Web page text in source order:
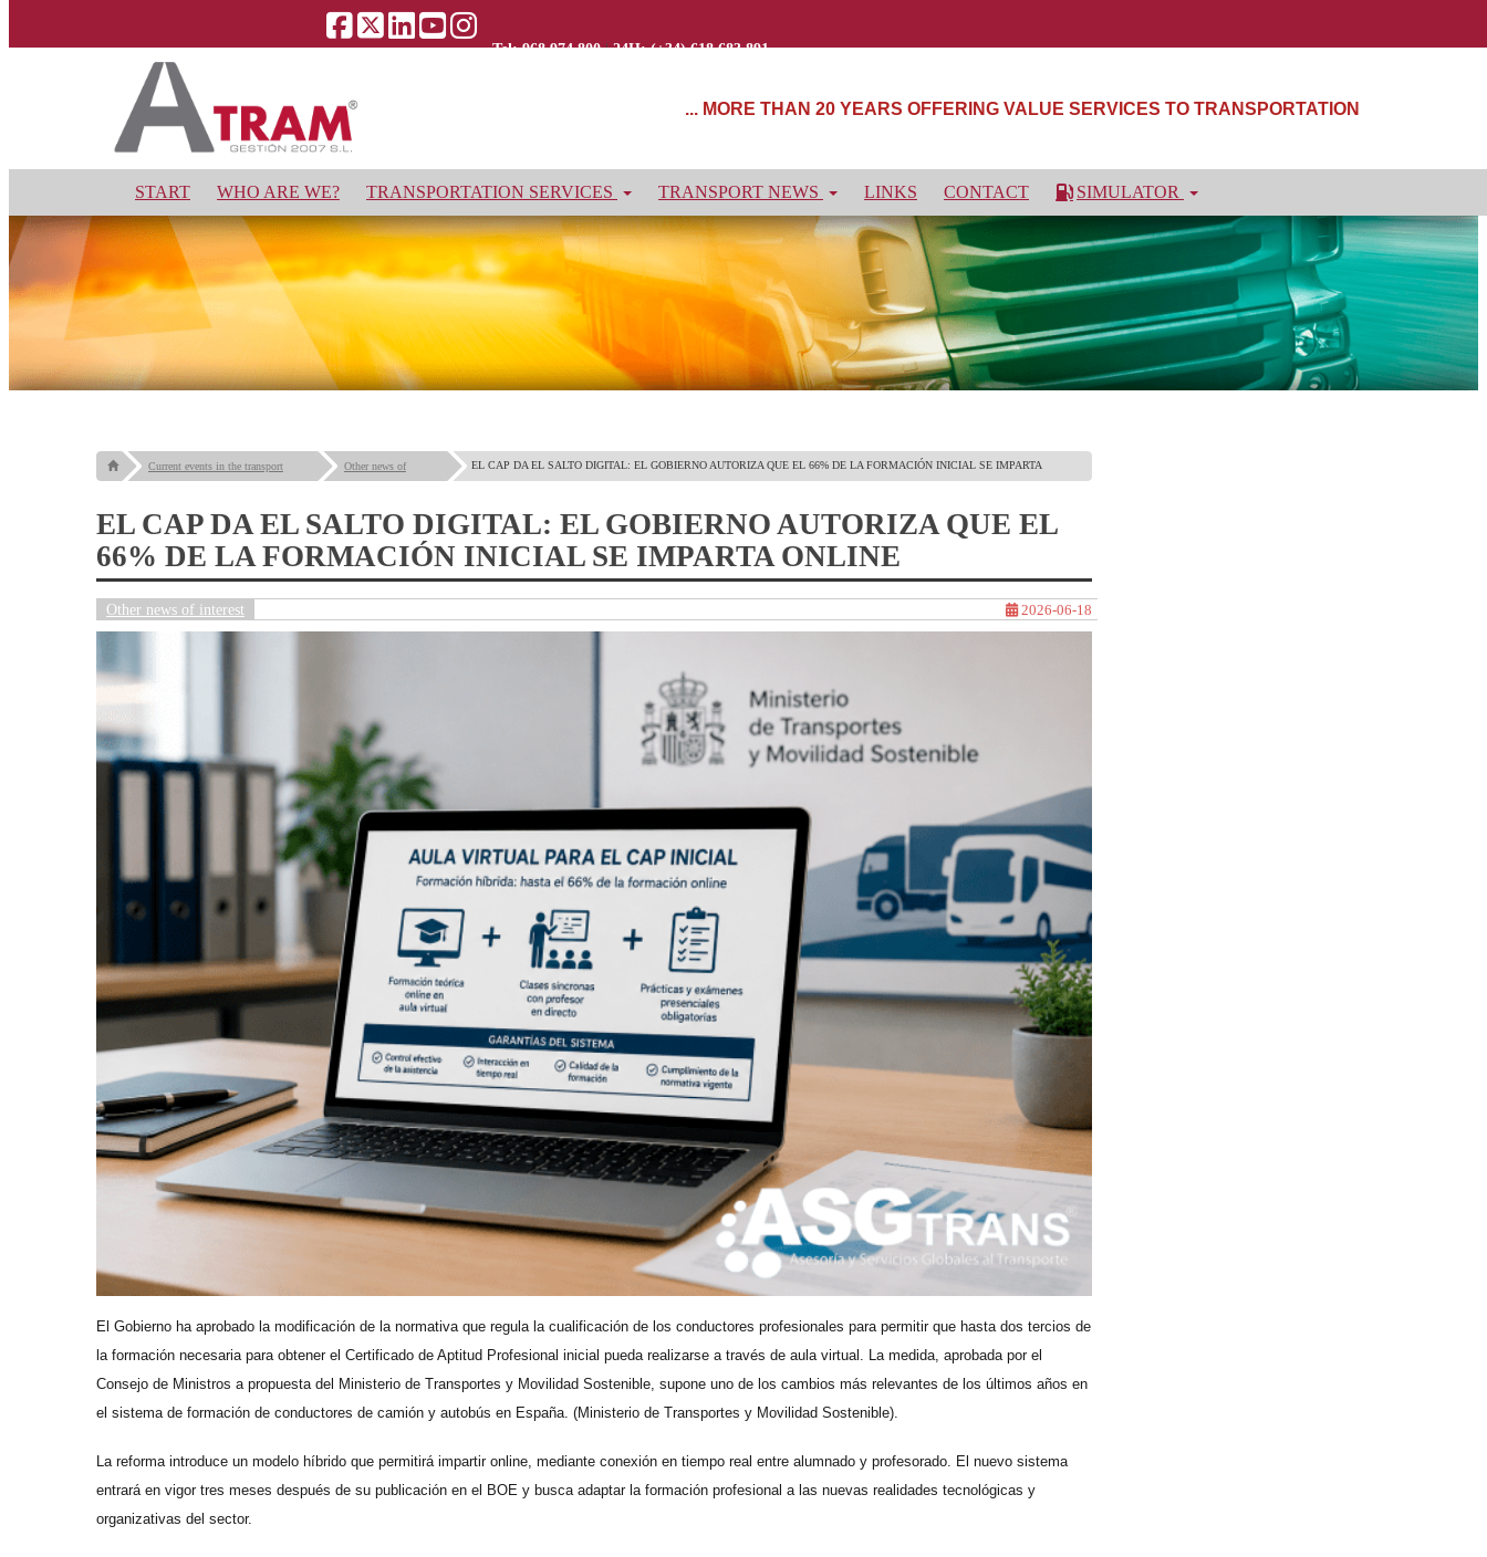
Tel: 968 974 800|24H: (+34) 618 683 891
... MORE THAN 20 YEARS OFFERING VALUE SERVICES TO TRANSPORTATION
START WHO ARE WE? TRANSPORTATION SERVICES TRANSPORT NEWS LINKS CONTACT SIMULATOR
Current events in the transport Other news of EL CAP DA EL SALTO DIGITAL: EL GOBIERNO AUTORIZA QUE EL 66% DE LA FORMACIÓN INICIAL SE IMPARTA
EL CAP DA EL SALTO DIGITAL: EL GOBIERNO AUTORIZA QUE EL
66% DE LA FORMACIÓN INICIAL SE IMPARTA ONLINE
Other news of interest 2026-06-18
El Gobierno ha aprobado la modificación de la normativa que regula la cualificación de los conductores profesionales para permitir que hasta dos tercios de
la formación necesaria para obtener el Certificado de Aptitud Profesional inicial pueda realizarse a través de aula virtual. La medida, aprobada por el
Consejo de Ministros a propuesta del Ministerio de Transportes y Movilidad Sostenible, supone uno de los cambios más relevantes de los últimos años en
el sistema de formación de conductores de camión y autobús en España. (Ministerio de Transportes y Movilidad Sostenible).
La reforma introduce un modelo híbrido que permitirá impartir online, mediante conexión en tiempo real entre alumnado y profesorado. El nuevo sistema
entrará en vigor tres meses después de su publicación en el BOE y busca adaptar la formación profesional a las nuevas realidades tecnológicas y
organizativas del sector.